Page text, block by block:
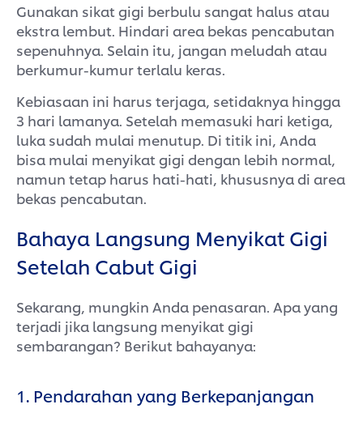
Gunakan sikat gigi berbulu sangat halus atau
ekstra lembut. Hindari area bekas pencabutan
sepenuhnya. Selain itu, jangan meludah atau
berkumur-kumur terlalu keras.
Kebiasaan ini harus terjaga, setidaknya hingga
3 hari lamanya. Setelah memasuki hari ketiga,
luka sudah mulai menutup. Di titik ini, Anda
bisa mulai menyikat gigi dengan lebih normal,
namun tetap harus hati-hati, khususnya di area
bekas pencabutan.
Bahaya Langsung Menyikat Gigi
Setelah Cabut Gigi
Sekarang, mungkin Anda penasaran. Apa yang
terjadi jika langsung menyikat gigi
sembarangan? Berikut bahayanya:
1. Pendarahan yang Berkepanjangan